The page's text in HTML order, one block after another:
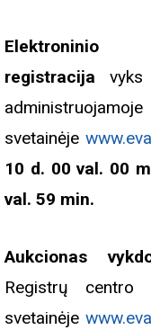
registracija
svetainėje
10 d. 00 val. 00
val. 59 min.
Aukcionas
Registrų centro
svetainėje